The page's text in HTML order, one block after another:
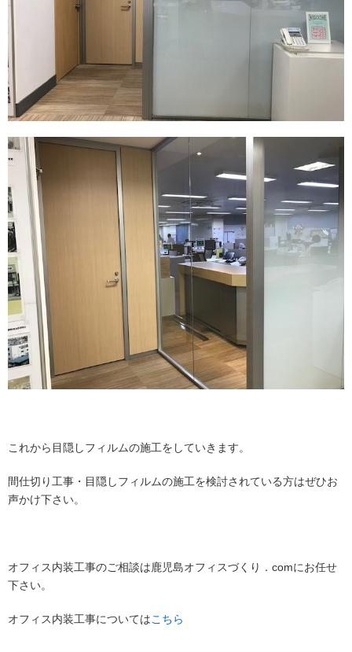
これから目隠しフィルムの施工をしていきます。
間仕切り工事・目隠しフィルムの施工を検討されている方はぜひお
声かけ下さい。
オフィス内装工事のご相談は鹿児島オフィスづくり．comにお任せ
下さい。
オフィス内装工事についてはこちら